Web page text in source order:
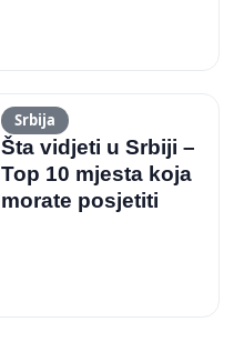
Srbija
Šta vidjeti u Srbiji –
Top 10 mjesta koja
morate posjetiti